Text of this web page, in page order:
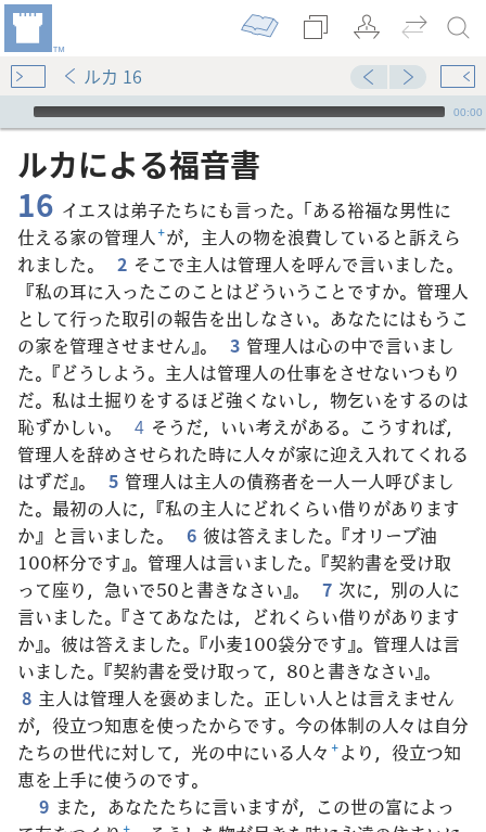
ルカ 16
Audio Player
00:00
ルカ​に​よる​福音​書
16 イエスは弟子たちにも言った。「ある裕福な男性に
仕える家の管理人+が，主人の物を浪費していると訴えら
れました。
2 そこで主人は管理人を呼んで言いました。
『私の耳に入ったこのことはどういうことですか。管理人
として行った取引の報告を出しなさい。あなたにはもうこ
の家を管理させません』。
3 管理人は心の中で言いまし
た。『どうしよう。主人は管理人の仕事をさせないつもり
だ。私は土掘りをするほど強くないし，物乞いをするのは
恥ずかしい。
4 そうだ，いい考えがある。こうすれば，
管理人を辞めさせられた時に人々が家に迎え入れてくれる
はずだ』。
5 管理人は主人の債務者を一人一人呼びまし
た。最初の人に，『私の主人にどれくらい借りがあります
か』と言いました。
6 彼は答えました。『オリーブ油
100杯分です』。管理人は言いました。『契約書を受け取
って座り，急いで50と書きなさい』。
7 次に，別の人に
言いました。『さてあなたは，どれくらい借りがあります
か』。彼は答えました。『小麦100袋分です』。管理人は言
いました。『契約書を受け取って，80と書きなさい』。
8 主人は管理人を褒めました。正しい人とは言えません
が，役立つ知恵を使ったからです。今の体制の人々は自分
たちの世代に対して，光の中にいる人々 +より，役立つ知
恵を上手に使うのです。
9 また，あなたたちに言いますが，この世の富によっ